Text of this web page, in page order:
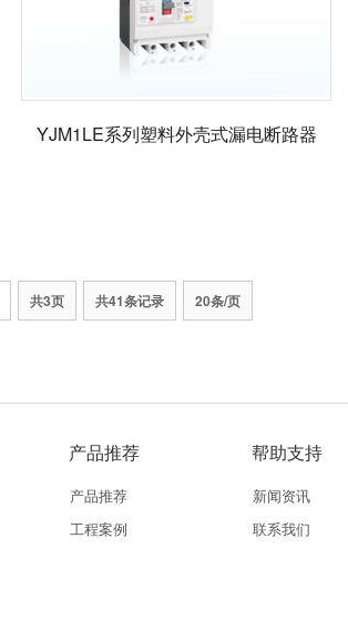
YJM1LE系列塑料外壳式漏电断路器
共3页 共41条记录 20条/页
产品推荐
产品推荐
工程案例
帮助支持
新闻资讯
联系我们